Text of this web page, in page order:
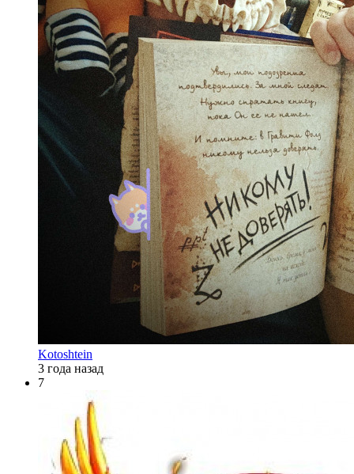
Kotoshtein
3 года назад
7